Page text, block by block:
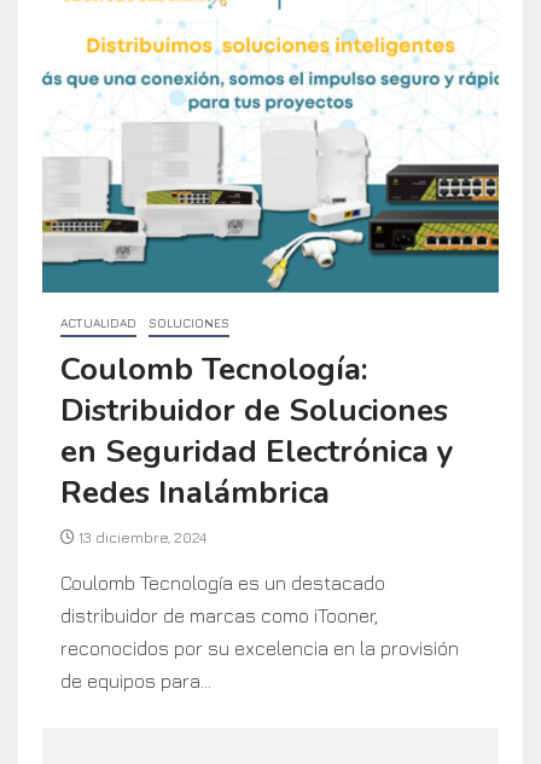
ACTUALIDAD SOLUCIONES
Coulomb Tecnología:
Distribuidor de Soluciones
en Seguridad Electrónica y
Redes Inalámbrica
13 diciembre, 2024
Coulomb Tecnología es un destacado
distribuidor de marcas como iTooner,
reconocidos por su excelencia en la provisión
de equipos para...